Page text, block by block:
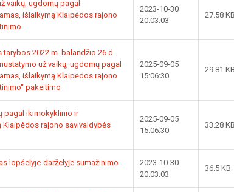
vaikų, ugdomų pagal
išlaikymą Klaipėdos rajono
2023-10-30
20:03:03
27.58
2022 m. balandžio 26 d.
už vaikų, ugdomų pagal
išlaikymą Klaipėdos rajono
pakeitimo
2025-09-05
15:06:30
29.81
pagal ikimokyklinio ir
rajono savivaldybės
2025-09-05
15:06:30
33.28
lopšelyje-darželyje sumažinimo
2023-10-30
20:03:03
36.5 KB